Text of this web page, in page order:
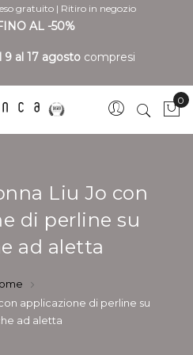
gratuito | Ritiro in negozio
AL -50%
9 al 17 agosto compresi
0
Liu Jo con
di perline su
ad aletta
applicazione di perline su
ad aletta